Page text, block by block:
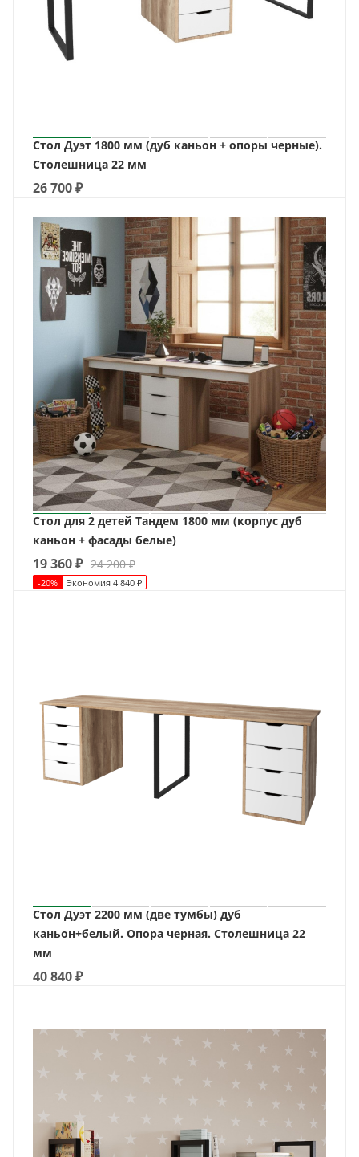
Стол Дуэт 1800 мм (дуб каньон + опоры черные).
Столешница 22 мм
26 700₽
Стол для 2 детей Тандем 1800 мм (корпус дуб
каньон + фасады белые)
19 360₽ 24 200₽
-20% Экономия 4 840 ₽
Стол Дуэт 2200 мм (две тумбы) дуб
каньон+белый. Опора черная. Столешница 22
мм
40 840₽